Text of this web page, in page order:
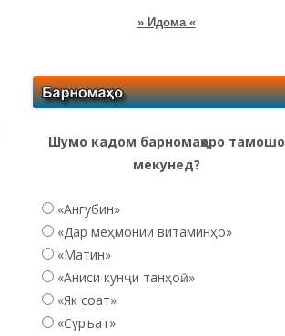
» Идома «
Шумо кадом барномаҳоро тамошо
мекунед?
«Ангубин»
«Дар меҳмонии витаминҳо»
«Матин»
«Аниси кунҷи танҳоӣ...»
«Як соат»
«Суръат»